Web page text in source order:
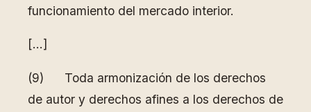
funcionamiento del mercado interior.
[…]
(9) Toda armonización de los derechos
de autor y derechos afines a los derechos de